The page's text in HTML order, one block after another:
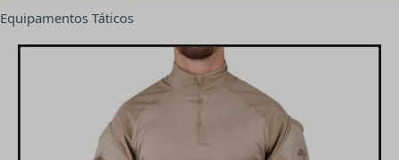
Equipamentos Táticos